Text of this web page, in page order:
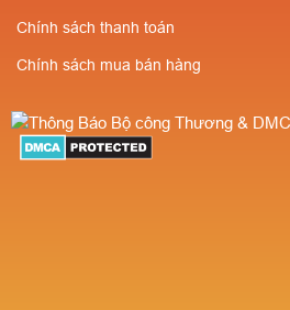
Chính sách thanh toán
Chính sách mua bán hàng